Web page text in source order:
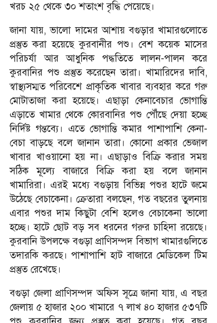
খরচ ২৫ থেকে ৩০ শতাংশ বৃদ্ধি পেয়েছে।
জানা যায়, ভালো দামের আশায় বগুড়ার খামারগুলোতে
প্রস্তুত করা হয়েছে কুরবানীর পশু। বেশ কয়েক মাসের
পরিচর্যা আর আধুনিক পদ্ধতিতে লালন-পালন করে
কুরবানির পশু প্রস্তুত করেছেন তারা। খামারিদের দাবি,
স্বাস্থ্যসম্মত পরিবেশে প্রাকৃতিক খাবার ব্যবহার করে গরু
মোটাতাজা করা হয়েছে। এছাড়া কেনাবেচার ভোগান্তি
এড়াতে খামার থেকে কোরবানির পশু পৌঁছে দেয়া হচ্ছে
নির্দিষ্ট গন্তব্যে। এতে ভোগান্তি কমার পাশাপাশি কেনা-
বেচা বাড়ছে বলে জানান তারা। কোনো প্রকার ভেজাল
খাবার খাওয়ানো হয় না। এছাড়াও বিক্রি করার সময়
সঠিক মূল্যে বাজারে বিক্রি করা হয় বলে জানান
খামারিরা। এরই মধ্যে বগুড়ায় বিভিন্ন পশুর হাটে জমে
উঠেছে বেচাকেনা। ক্রেতারা বলছেন, গত বছরের তুলনায়
এবার পশুর দাম কিছুটা বেশি হলেও বেচাকেনা ভালো
হচ্ছে। হাটে ছোট বড় সব ধরনের গরুর চাহিদা রয়েছে।
কুরবানি উপলক্ষে বগুড়া প্রাণিসম্পদ বিভাগ খামারগুলিতে
তদারকি করছে। পাশাপাশি হাট বাজারে মেডিকেল টিম
প্রস্তুত রেখেছে।
বগুড়া জেলা প্রাণিসম্পদ অফিস সূত্রে জানা যায়, এ বছর
জেলায় ৫ হাজার ২০০ খামারে ৭ লাখ ৪০ হাজার ৫৩৭টি